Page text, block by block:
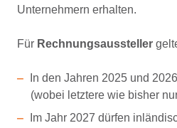
Unternehmern erhalten.
Für Rechnungsaussteller
In den Jahren 2025 und
(wobei letztere wie bisher
Im Jahr 2027 dürfen